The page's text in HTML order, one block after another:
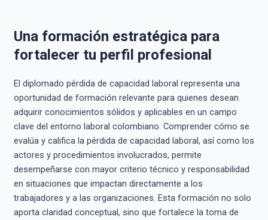
Una formación estratégica para
fortalecer tu perfil profesional
El diplomado pérdida de capacidad laboral representa una
oportunidad de formación relevante para quienes desean
adquirir conocimientos sólidos y aplicables en un campo
clave del entorno laboral colombiano. Comprender cómo se
evalúa y califica la pérdida de capacidad laboral, así como los
actores y procedimientos involucrados, permite
desempeñarse con mayor criterio técnico y responsabilidad
en situaciones que impactan directamente a los
trabajadores y a las organizaciones. Esta formación no solo
aporta claridad conceptual, sino que fortalece la toma de